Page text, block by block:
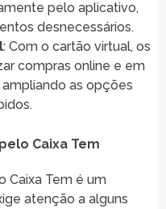
pelo aplicativo,
desnecessários.
: Com o cartão virtual, os
compras online e em
as opções
Caixa Tem
Caixa Tem é um
atenção a alguns